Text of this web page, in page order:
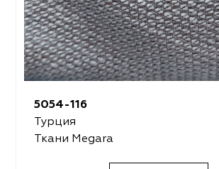
5054-116
Турция
Ткани Megara